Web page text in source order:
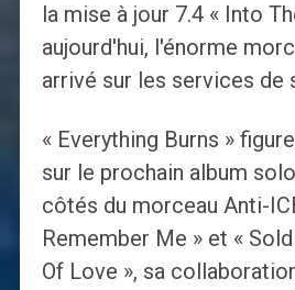
la mise à jour 7.4 « Into
aujourd'hui, l'énorme
arrivé sur les services de
« Everything Burns »
sur le prochain album
côtés du morceau Anti-
Remember Me » et «
Of Love », sa